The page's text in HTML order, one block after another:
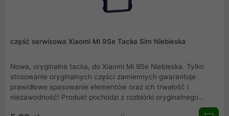
część serwisowa Xiaomi Mi 9Se Tacka Sim Niebieska
Nowa, oryginalna tacka, do Xiaomi Mi 9Se Niebieska. Tylko
stosowanie oryginalnych części zamiennych gwarantuje
prawidłowe spasowanie elementów oraz ich trwałość i
niezawodność! Produkt pochodzi z rozbiórki oryginalnego